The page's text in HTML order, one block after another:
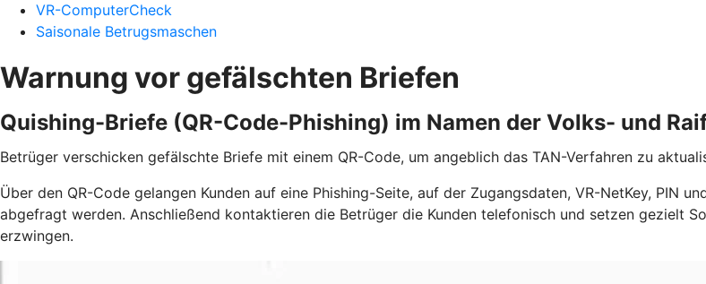
VR-ComputerCheck
Saisonale Betrugsmaschen
Warnung vor gefälschten Briefen
Quishing-Briefe (QR-Code-Phishing) im Namen der Volks- und
Betrüger verschicken gefälschte Briefe mit einem QR-Code, um angeblich das TAN-Verfahren zu
Über den QR-Code gelangen Kunden auf eine Phishing-Seite, auf der Zugangsdaten, VR-NetKey, PIN
abgefragt werden. Anschließend kontaktieren die Betrüger die Kunden telefonisch und setzen gezielt
erzwingen.